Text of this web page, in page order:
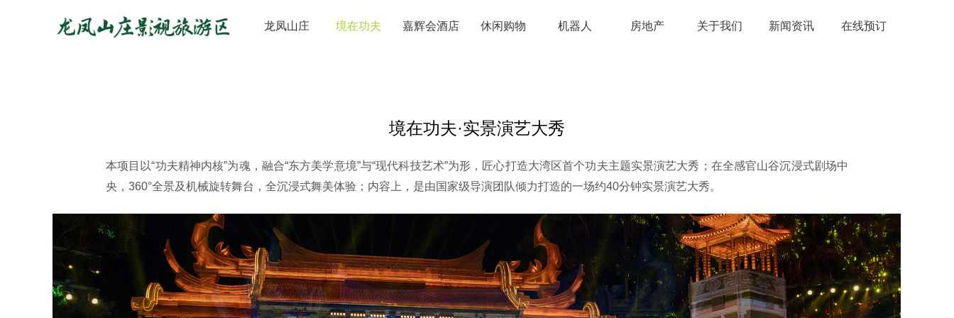
龙凤山庄 境在功夫 嘉辉会酒店 休闲购物 机器人 房地产 关于我们 新闻资讯 在线预订
境在功夫·实景演艺大秀
本项目以“功夫精神内核”为魂，融合“东方美学意境”与“现代科技艺术”为形，匠心打造大湾区首个功夫主题实景演艺大秀；在全感官山谷沉浸式剧场中
央，360°全景及机械旋转舞台，全沉浸式舞美体验；内容上，是由国家级导演团队倾力打造的一场约40分钟实景演艺大秀。